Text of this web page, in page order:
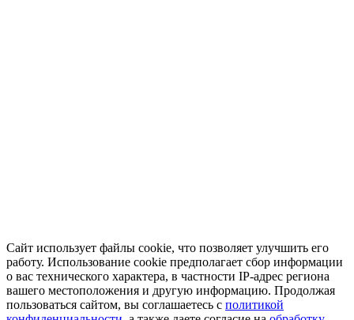
Сайт использует файлы cookie, что позволяет улучшить его
работу. Использование cookie предполагает сбор информации
о вас технического характера, в частности IP-адрес региона
вашего местоположения и другую информацию. Продолжая
пользоваться сайтом, вы соглашаетесь с политикой